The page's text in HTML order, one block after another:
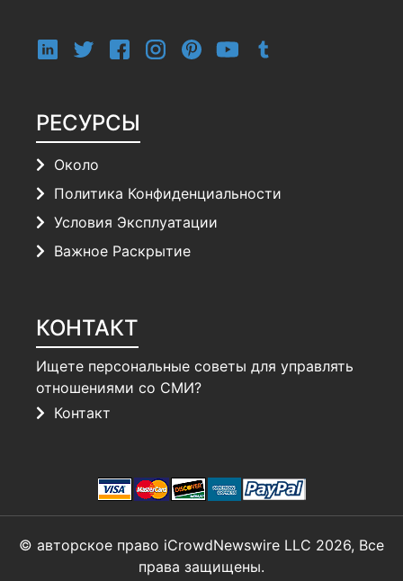
РЕСУРСЫ
Около
Политика Конфиденциальности
Условия Эксплуатации
Важное Раскрытие
КОНТАКТ
Ищете персональные советы для управлять
отношениями со СМИ?
Контакт
© авторское право iCrowdNewswire LLC 2026, Все
права защищены.